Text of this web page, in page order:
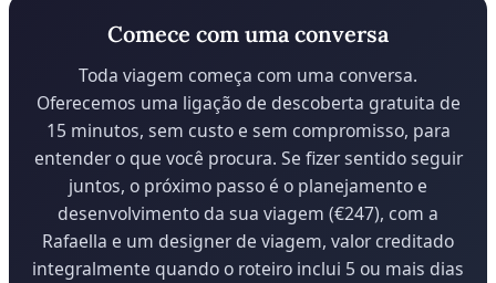
Comece com uma conversa
Toda viagem começa com uma conversa.
Oferecemos uma ligação de descoberta gratuita de
15 minutos, sem custo e sem compromisso, para
entender o que você procura. Se fizer sentido seguir
juntos, o próximo passo é o planejamento e
desenvolvimento da sua viagem (€247), com a
Rafaella e um designer de viagem, valor creditado
integralmente quando o roteiro inclui 5 ou mais dias